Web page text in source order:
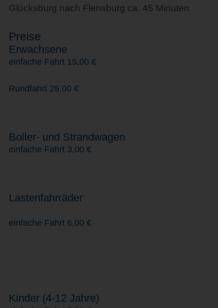
Glücksburg nach Flensburg ca. 45 Minuten
Preise
Erwachsene
einfache Fahrt 15,00 €
Rundfahrt 25,00 €
Boller- und Strandwagen
einfache Fahrt 3,00 €
Lastenfahrräder
einfache Fahrt 6,00 €
Kinder (4-12 Jahre)